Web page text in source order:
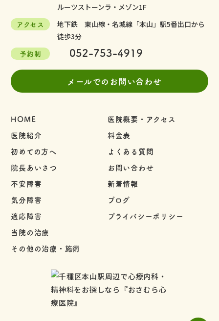
ルーツストーンラ・メゾン1F
アクセス
地下鉄 東山線・名城線「本山」駅5番出口から
徒歩3分
予約制
052-753-4919
メールでのお問い合わせ
HOME
医院紹介
初めての方へ
院長あいさつ
不安障害
気分障害
適応障害
当院の治療
その他の治療・施術
医院概要・アクセス
料金表
よくある質問
お問い合わせ
新着情報
ブログ
プライバシーポリシー